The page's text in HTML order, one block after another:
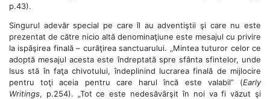
p.43).
Singurul adevăr special pe care îl au adventiştii şi care nu este
prezentat de către nicio altă denominaţiune este mesajul cu privire
la ispăşirea finală – curăţirea sanctuarului. „Mintea tuturor celor ce
adoptă mesajul acesta este îndreptată spre sfânta sfintelor, unde
Isus stă în faţa chivotului, îndeplinind lucrarea finală de mijlocire
pentru toţi aceia pentru care harul încă este valabil” (Early
Writings, p.254). „Tot ce este nedesăvârşit în noi va fi văzut şi